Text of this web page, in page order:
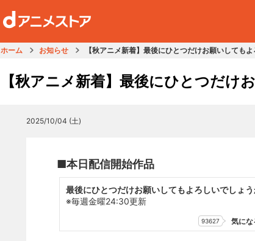
ホーム お知らせ 【秋アニメ新着】最後にひとつだけお願いしても
【秋アニメ新着】最後にひとつだけ
2025/10/04 (土)
■本日配信開始作品
最後にひとつだけお願いしてもよろしいでしょ
※毎週金曜24:30更新
93627 気にな